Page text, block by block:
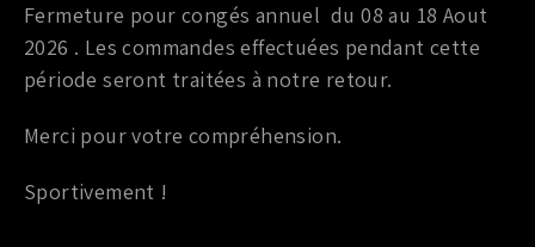
350Z/370Z/GTR
89,00€ TTC
Ajouter au panier
Fermeture pour congés annuel du 08 au 18 Aout
2026 . Les commandes effectuées pendant cette
période seront traitées à notre retour.
Merci pour votre compréhension.
Sportivement !